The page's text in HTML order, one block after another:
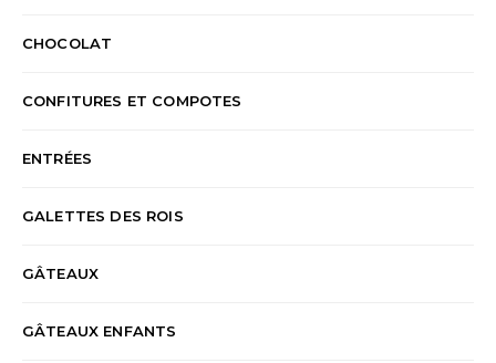
CHOCOLAT
CONFITURES ET COMPOTES
ENTRÉES
GALETTES DES ROIS
GÂTEAUX
GÂTEAUX ENFANTS